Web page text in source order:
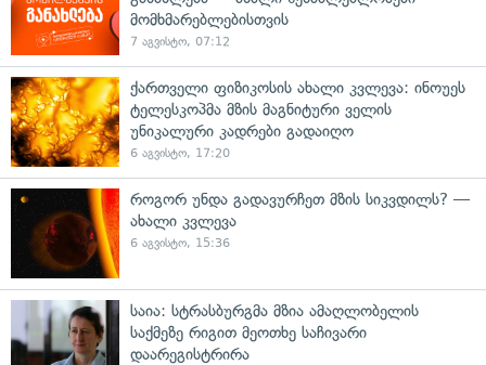
მომხმარებლებისთვის
7 აგვისტო, 07:12
ქართველი ფიზიკოსის ახალი კვლევა: ინოუეს
ტელესკოპმა მზის მაგნიტური ველის
უნიკალური კადრები გადაიღო
6 აგვისტო, 17:20
როგორ უნდა გადავურჩეთ მზის სიკვდილს? —
ახალი კვლევა
6 აგვისტო, 15:36
საია: სტრასბურგმა მზია ამაღლობელის
საქმეზე რიგით მეოთხე საჩივარი
დაარეგისტრირა